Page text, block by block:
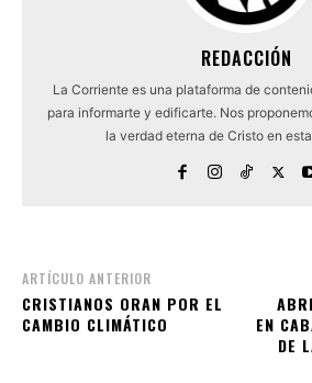
REDACCIÓN
La Corriente es una plataforma de
para informarte y edificarte. Nos
la verdad eterna de Cristo en
ARTÍCULO ANTERIOR
CRISTIANOS ORAN POR EL
CAMBIO CLIMÁTICO
EN
DE